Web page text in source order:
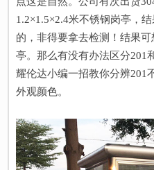
1.2×1.5×2.4米不锈钢岗亭，
的，非得要拿去检测！结果
亭。那么有没有办法区分201
耀伦达小编一招教你分辨201
外观颜色。